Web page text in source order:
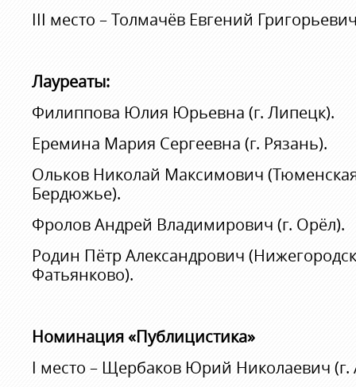
III место – Толмачёв Евгений
Лауреаты:
Филиппова Юлия Юрьевна (г. Липецк).
Еремина Мария Сергеевна (г. Рязань).
Ольков Николай Максимович
Бердюжье).
Фролов Андрей Владимирович (г. Орёл).
Родин Пётр Александрович
Фатьянково).
Номинация «Публицистика»
I место – Щербаков Юрий Николаевич (г.